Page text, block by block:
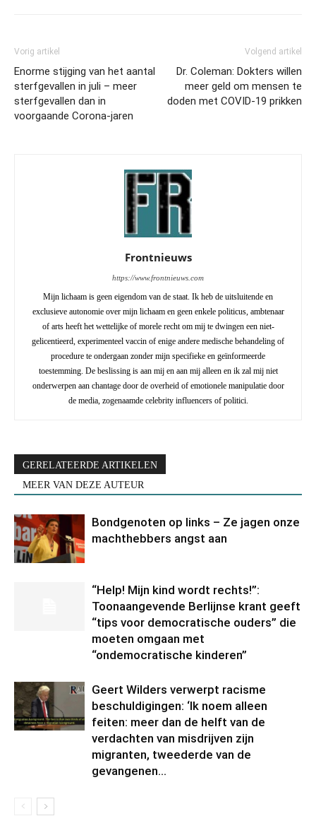
Vorig artikel
Enorme stijging van het aantal
sterfgevallen in juli – meer
sterfgevallen dan in
voorgaande Corona-jaren
Volgend artikel
Dr. Coleman: Dokters willen
meer geld om mensen te
doden met COVID-19 prikken
Frontnieuws
https://www.frontnieuws.com
Mijn lichaam is geen eigendom van de staat. Ik heb de uitsluitende en
exclusieve autonomie over mijn lichaam en geen enkele politicus, ambtenaar
of arts heeft het wettelijke of morele recht om mij te dwingen een niet-
gelicentieerd, experimenteel vaccin of enige andere medische behandeling of
procedure te ondergaan zonder mijn specifieke en geïnformeerde
toestemming. De beslissing is aan mij en aan mij alleen en ik zal mij niet
onderwerpen aan chantage door de overheid of emotionele manipulatie door
de media, zogenaamde celebrity influencers of politici.
GERELATEERDE ARTIKELEN
MEER VAN DEZE AUTEUR
Bondgenoten op links – Ze jagen onze
machthebbers angst aan
“Help! Mijn kind wordt rechts!”:
Toonaangevende Berlijnse krant geeft
“tips voor democratische ouders” die
moeten omgaan met
“ondemocratische kinderen”
Geert Wilders verwerpt racisme
beschuldigingen: ‘Ik noem alleen
feiten: meer dan de helft van de
verdachten van misdrijven zijn
migranten, tweederde van de
gevangenen...